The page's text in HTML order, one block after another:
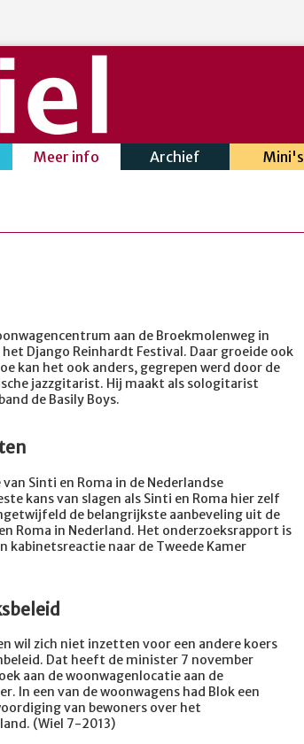
Meer info Archief Mini's
aan de Broekmolenweg in
Django Reinhardt Festival. Daar groeide ook
kan het ook anders, gegrepen werd door de
jazzgitarist. Hij maakt als sologitarist
de Basily Boys.
Sinti en Roma in de Nederlandse
kans van slagen als Sinti en Roma hier zelf
de belangrijkste aanbeveling uit de
Roma in Nederland. Het onderzoeksrapport is
kabinetsreactie naar de Tweede Kamer
wil zich niet inzetten voor een andere koers
Dat heeft de minister 7 november
aan de woonwagenlocatie aan de
In een van de woonwagens had Blok een
van bewoners over het
(Wiel 7-2013)